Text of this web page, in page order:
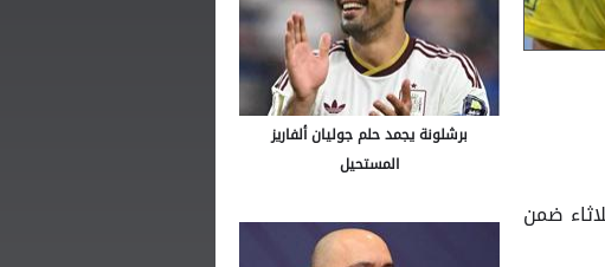
ضمن
برشلونة يجمد حلم جوليان ألفاريز
المستحيل